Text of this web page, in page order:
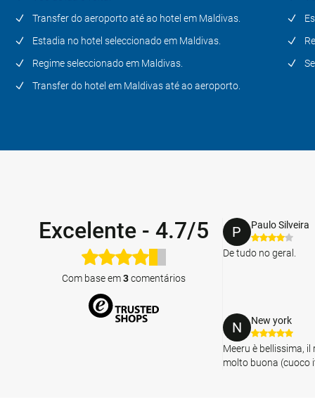
Transfer do aeroporto até ao hotel em Maldivas.
Estadia no hotel seleccionado em Maldivas.
Regime seleccionado em Maldivas.
Transfer do hotel em Maldivas até ao aeroporto.
Excelente - 4.7/5
Com base em3comentários
P Paulo Silveira
De tudo no geral.
N New york
Meeru è bellissima,
molto buona (cuoco